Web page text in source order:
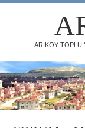
ARIKOY TOPLU